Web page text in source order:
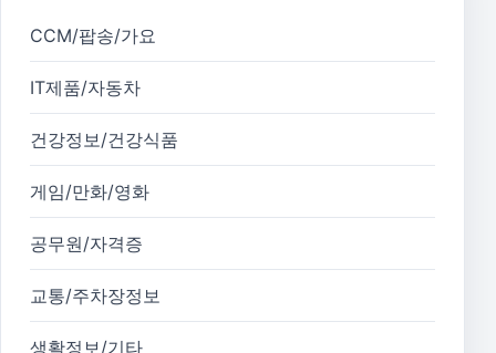
CCM/팝송/가요
IT제품/자동차
건강정보/건강식품
게임/만화/영화
공무원/자격증
교통/주차장정보
생활정보/기타